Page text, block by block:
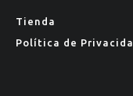
Tienda
Política de